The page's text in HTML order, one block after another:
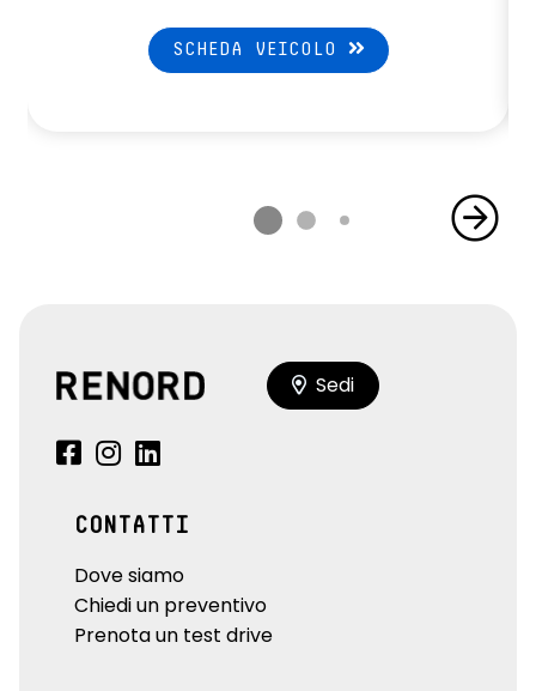
SCHEDA VEICOLO
Sedi
CONTATTI
Dove siamo
Chiedi un preventivo
Prenota un test drive